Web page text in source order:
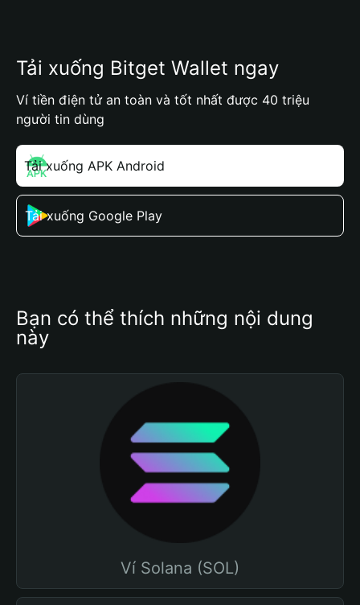
Tải xuống Bitget Wallet ngay
Ví tiền điện tử an toàn và tốt nhất được 40 triệu
người tin dùng
Tải xuống APK Android
Tải xuống Google Play
Bạn có thể thích những nội dung
này
Ví Solana (SOL)